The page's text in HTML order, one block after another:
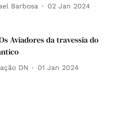
Barbosa 02 Jan 2024
Aviadores da travessia do
DN 01 Jan 2024